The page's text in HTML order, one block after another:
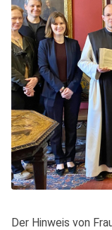
Der Hinweis von